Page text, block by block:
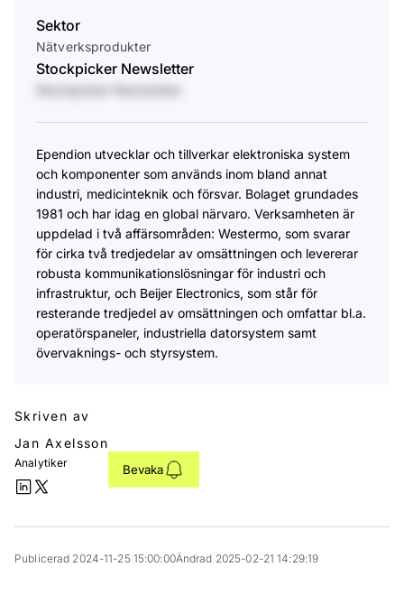
Sektor
Nätverksprodukter
Stockpicker Newsletter
Ependion utvecklar och tillverkar elektroniska system
och komponenter som används inom bland annat
industri, medicinteknik och försvar. Bolaget grundades
1981 och har idag en global närvaro. Verksamheten är
uppdelad i två affärsområden: Westermo, som svarar
för cirka två tredjedelar av omsättningen och levererar
robusta kommunikationslösningar för industri och
infrastruktur, och Beijer Electronics, som står för
resterande tredjedel av omsättningen och omfattar bl.a.
operatörspaneler, industriella datorsystem samt
övervaknings- och styrsystem.
Skriven av
Jan Axelsson
Analytiker Bevaka
Publicerad 2024-11-25 15:00:00Ändrad 2025-02-21 14:29:19